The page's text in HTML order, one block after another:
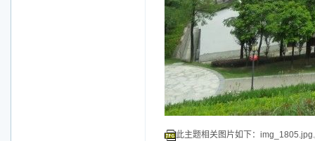
此主题相关图片如下：